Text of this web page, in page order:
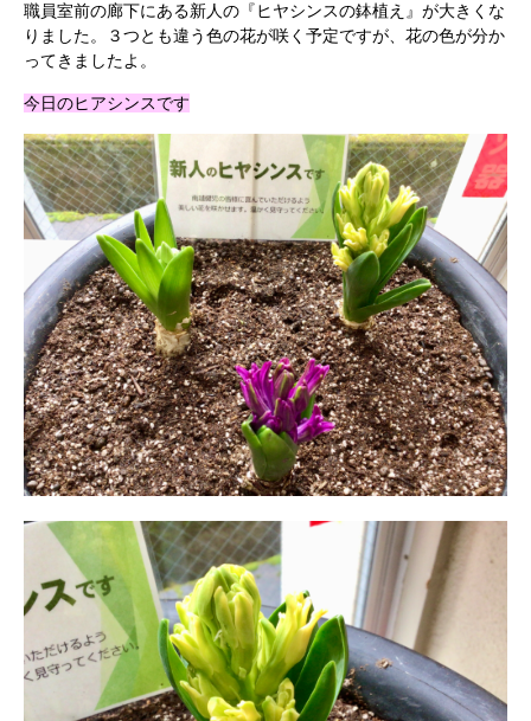
職員室前の廊下にある新人の『ヒヤシンスの鉢植え』が大きくな
りました。３つとも違う色の花が咲く予定ですが、花の色が分か
ってきましたよ。
今日のヒアシンスです